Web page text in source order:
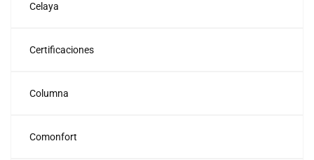
Celaya
Certificaciones
Columna
Comonfort